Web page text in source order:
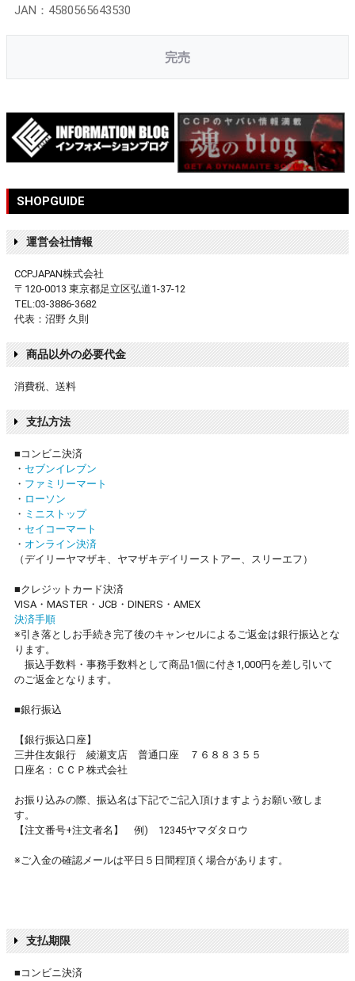
JAN：4580565643530
完売
SHOPGUIDE
運営会社情報
CCPJAPAN株式会社
〒120-0013 東京都足立区弘道1-37-12
TEL:03-3886-3682
代表：沼野 久則
商品以外の必要代金
消費税、送料
支払方法
■コンビニ決済
・ セブンイレブン
・ ファミリーマート
・ ローソン
・ ミニストップ
・ セイコーマート
・ オンライン決済
（デイリーヤマザキ、ヤマザキデイリーストアー、スリーエフ）
■クレジットカード決済
VISA・MASTER・JCB・DINERS・AMEX
決済手順
※引き落としお手続き完了後のキャンセルによるご返金は銀行振込とな
ります。
振込手数料・事務手数料として商品1個に付き1,000円を差し引いて
のご返金となります。
■銀行振込
【銀行振込口座】
三井住友銀行 綾瀬支店 普通口座 ７６８８３５５
口座名：ＣＣＰ株式会社
お振り込みの際、振込名は下記でご記入頂けますようお願い致しま
す。
【注文番号+注文者名】 例) 12345ヤマダタロウ
※ご入金の確認メールは平日５日間程頂く場合があります。
支払期限
■コンビニ決済